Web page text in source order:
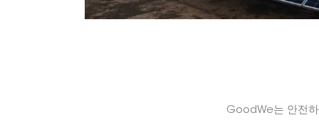
GoodWe는 안전하